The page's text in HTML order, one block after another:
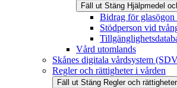
Fäll ut Stäng Hjälpmedel
Bidrag för
Stödperson vid
Vård utomlands
Skånes digitala vårdsystem
Regler och rättigheter i vården
Fäll ut Stäng Regler och